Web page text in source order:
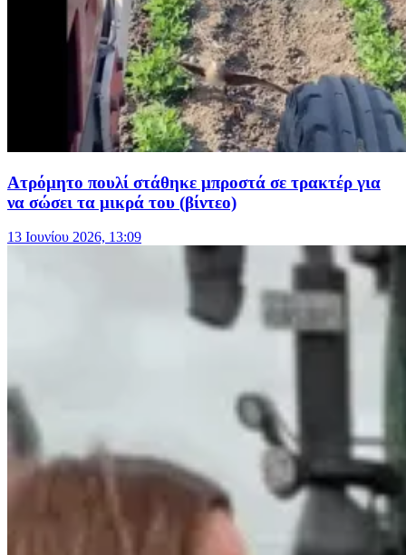
Ατρόμητο πουλί στάθηκε μπροστά σε τρακτέρ για
να σώσει τα μικρά του (βίντεο)
13 Ιουνίου 2026, 13:09